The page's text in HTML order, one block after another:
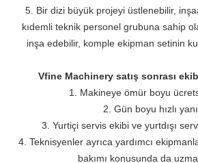
5. Bir dizi büyük projeyi üstlenebilir,
kıdemli teknik personel grubuna sahip
inşa edebilir, komple ekipman setinin
Vfine Machinery satış sonrası
1. Makineye ömür boyu
2. Gün boyu hızlı
3. Yurtiçi servis ekibi ve yurtdışı
4. Teknisyenler ayrıca yardımcı
bakımı konusunda da